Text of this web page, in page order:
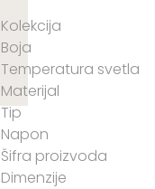
Kolekcija
Boja
Temperatura svetla
Materijal
Tip
Napon
Šifra proizvoda
Dimenzije